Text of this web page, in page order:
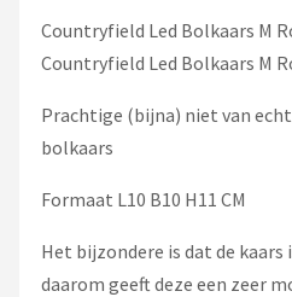
Countryfield Led Bolkaars M
Countryfield Led Bolkaars M
Prachtige (bijna) niet van
bolkaars
Formaat L10 B10 H11 CM
Het bijzondere is dat de
daarom geeft deze een zeer